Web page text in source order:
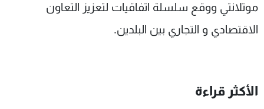
موتلانتي ووقع سلسلة اتفاقيات لتعزيز التعاون
الاقتصادي و التجاري بين البلدين.
الأكثر قراءة